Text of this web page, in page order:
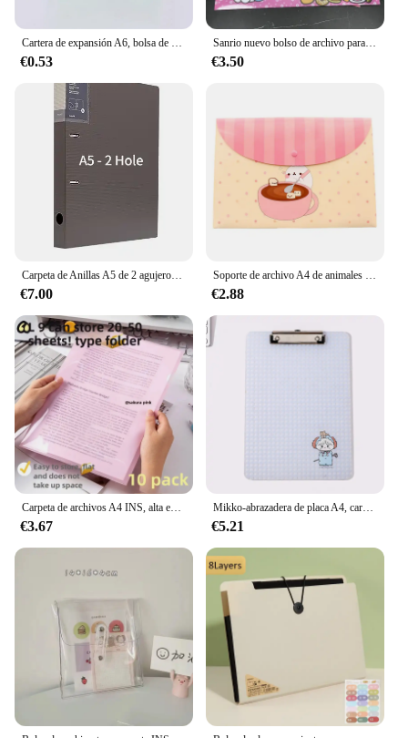
Cartera de expansión A6, bolsa de archivo impermeable, organizador de libros de datos, carpeta de facturas, carpeta de oficina escolar, carpeta familiar
€0.53
Sanrio nuevo bolso de archivo para estudiantes papelería Hello Kitty A4 bolsa con hebilla de dibujos animados carpeta impermeable papel de examen almacenamiento suministros de aprendizaje
€3.50
Carpeta de Anillas A5 de 2 agujeros, carpeta de archivos de hojas sueltas, Clip de almacenamiento de documentos, libro de exhibición de Color Vintage
€7.00
Soporte de archivo A4 de animales de dibujos animados, carpeta de PVC con botón a presión, caja de bolígrafo, bolsa de información de oficina, 1 unidad
€2.88
€3.67
Mikko-abrazadera de placa A4, carpeta Kawai de dibujos animados para estudiantes, almohadilla de escritura original para oficina, accesorio de dibujo para niños, regalo de papelería escolar
€5.21